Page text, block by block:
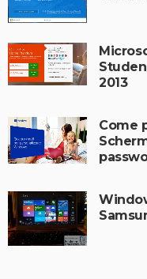
2013
Come